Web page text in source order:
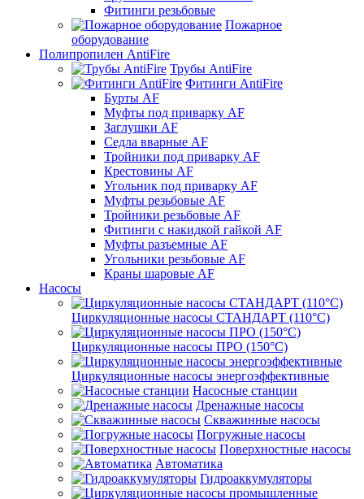
Фитинги резьбовые
Пожарное
оборудование
Полипропилен AntiFire
Трубы AntiFire
Фитинги AntiFire
Бурты AF
Муфты под приварку AF
Заглушки AF
Седла вварные AF
Тройники под приварку AF
Крестовины AF
Угольник под приварку AF
Муфты резьбовые AF
Тройники резьбовые AF
Фитинги с накидкой гайкой AF
Муфты разъемные AF
Угольники резьбовые AF
Краны шаровые AF
Насосы
Циркуляционные насосы СТАНДАРТ (110°C)
Циркуляционные насосы ПРО (150°C)
Циркуляционные насосы энергоэффективные
Насосные станции
Дренажные насосы
Скважинные насосы
Погружные насосы
Поверхностные насосы
Автоматика
Гидроаккумуляторы